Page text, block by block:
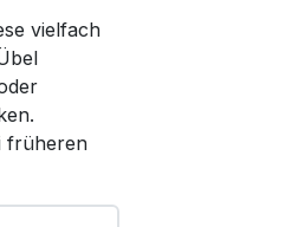
vielfach
früheren